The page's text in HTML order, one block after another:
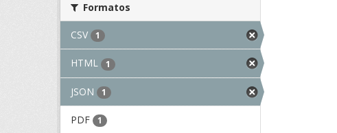
Formatos
CSV 1
HTML 1
JSON 1
PDF 1